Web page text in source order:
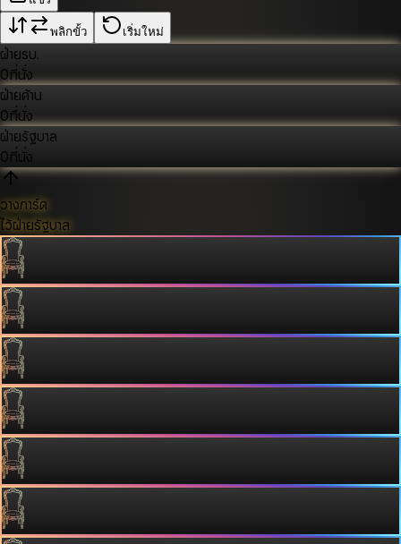
พลิกขั้ว เริ่มใหม่
ฝ่ายรบ.
0ที่นั่ง
ฝ่ายค้าน
0ที่นั่ง
ฝ่ายรัฐบาล
0ที่นั่ง
วางการ์ด
ไว้ฝ่ายรัฐบาล